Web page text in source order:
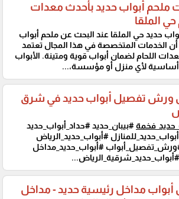
ملحم أبواب حديد بأحدث معدات
حي الملقا
حديد حي الملقا عند البحث عن ملحم أبواب
الخدمات المتخصصة في هذا المجال تعتمد
اللحام لضمان أبواب قوية ومتينة. الأبواب
أساسية لأي منزل أو مؤسسة،...
ورش تفصيل أبواب حديد في شرق
#بيبان_حديد #حداد_أبواب_حديد
#أبواب_حديد_الرياض
#أبواب_حديد_مداخل
مداخل رئيسية حديد - مداخل